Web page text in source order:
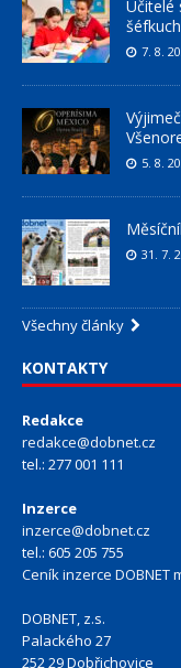
Učitelé
7. 8.
5. 8.
31. 7.
Všechny články
KONTAKTY
Redakce
redakce@dobnet.cz
tel.: 277 001 111
Inzerce
inzerce@dobnet.cz
tel.: 605 205 755
Ceník inzerce DOBNET
DOBNET, z.s.
Palackého 27
252 29 Dobřichovice